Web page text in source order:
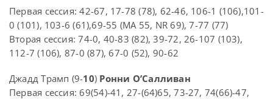
Первая сессия: 42-67, 17-78 (78), 62-46, 106-1 (106),101-
0 (101), 103-6 (61),69-55 (MA 55, NR 69), 7-77 (77)
Вторая сессия: 74-0, 40-83 (82), 39-72, 26-107 (103),
112-7 (106), 87-0 (87), 67-0 (52), 90-62
Джадд Трамп (9-10) Ронни О’Салливан
Первая сессия: 69(54)-41, 27-(64)65, 73-27, 74(66)-47,